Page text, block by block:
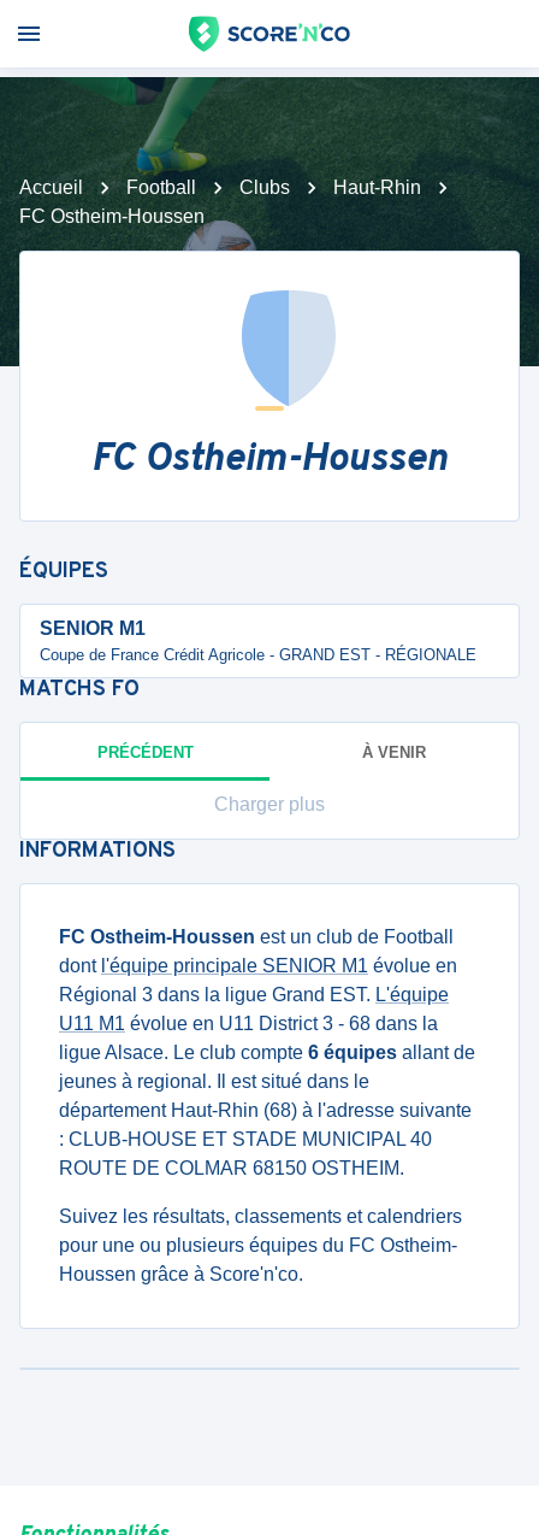
Accueil Football Clubs
Haut-Rhin
FC Ostheim-Houssen
FC Ostheim-Houssen
ÉQUIPES
SENIOR M1
Coupe de France Crédit Agricole - GRAND EST - RÉGIONALE
MATCHS FO
PRÉCÉDENT À VENIR
Charger plus
INFORMATIONS
FC Ostheim-Houssen est un club de Football
dont l'équipe principale SENIOR M1 évolue en
Régional 3 dans la ligue Grand EST. L'équipe
U11 M1 évolue en U11 District 3 - 68 dans la
ligue Alsace. Le club compte 6 équipes allant de
jeunes à regional. Il est situé dans le
département Haut-Rhin (68) à l'adresse suivante
: CLUB-HOUSE ET STADE MUNICIPAL 40
ROUTE DE COLMAR 68150 OSTHEIM.
Suivez les résultats, classements et calendriers
pour une ou plusieurs équipes du FC Ostheim-
Houssen grâce à Score'n'co.